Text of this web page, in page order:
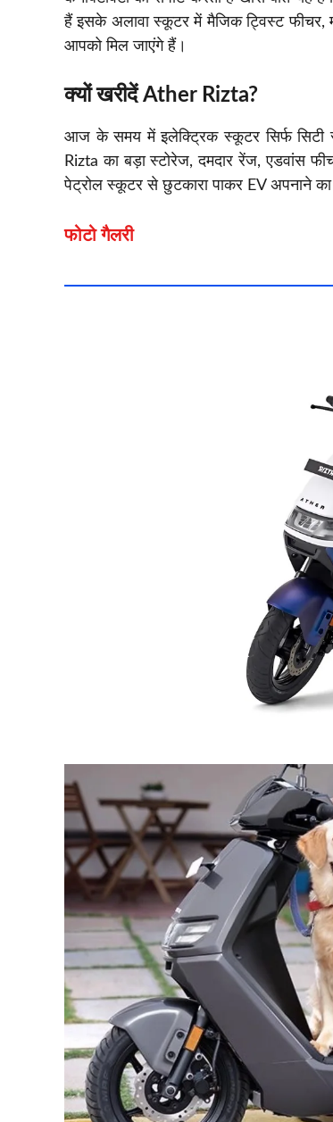
हैं इसके अलावा स्कूटर में मैजिक ट्विस्ट फीचर,
आपको मिल जाएंगे हैं।
क्यों खरीदें Ather Rizta?
आज के समय में इलेक्ट्रिक स्कूटर सिर्फ सिटी
Rizta का बड़ा स्टोरेज, दमदार रेंज, एडवांस
पेट्रोल स्कूटर से छुटकारा पाकर EV अपनाने
फोटो गैलरी